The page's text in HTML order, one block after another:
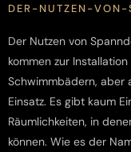
DER-NUTZEN-VON-
Der Nutzen von
kommen zur
Schwimmbädern, aber
Einsatz. Es gibt kaum
Räumlichkeiten, in
können. Wie es der